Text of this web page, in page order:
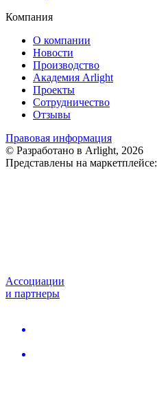
Компания
О компании
Новости
Производство
Академия Arlight
Проекты
Сотрудничество
Отзывы
Правовая информация
© Разработано в Arlight, 2026
Представлены на маркетплейсе:
Ассоциации
и партнеры